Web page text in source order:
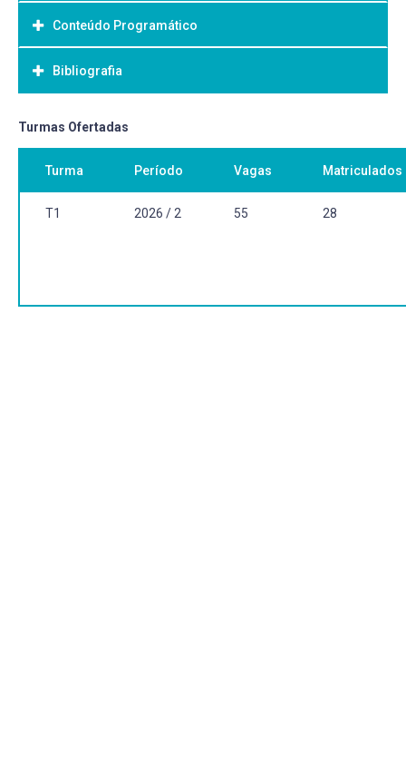
Objetivo Geral:
Conteúdo Programático
Bibliografia
Bibliografia Básica:
Turmas Ofertadas
Turma Período Vagas Matriculados
T1 2026 / 2 55 28